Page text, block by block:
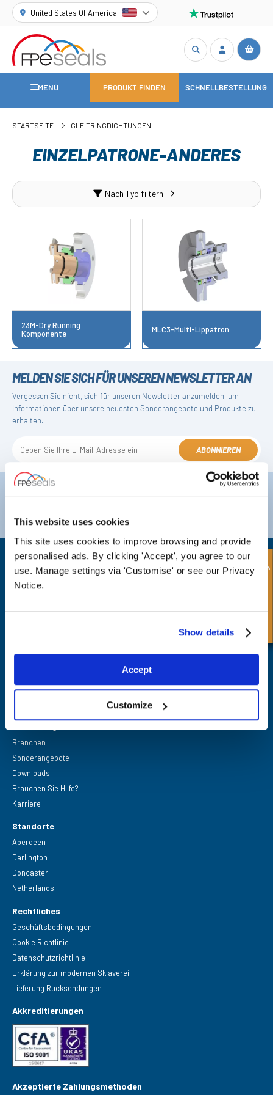
This website uses cookies
This site uses cookies to improve browsing and provide
personalised ads. By clicking 'Accept', you agree to our
use. Manage settings via 'Customise' or see our Privacy
Notice.
Show details
Accept
Customize
United States Of America
MENÜ PRODUKT FINDEN SCHNELLBESTELLUNG
STARTSEITE GLEITRINGDICHTUNGEN
EINZELPATRONE-ANDERES
Nach Typ filtern
23M-Dry Running
Komponente
MLC3-Multi-Lippatron
MELDEN SIE SICH FÜR UNSEREN NEWSLETTER AN
Vergessen Sie nicht, sich für unseren Newsletter anzumelden, um
Informationen über unsere neuesten Sonderangebote und Produkte zu
erhalten.
ABONNIEREN
E-Mail:sales@fpeseals.com
DL1 4WF
Branchen
Sonderangebote
Downloads
Brauchen Sie Hilfe?
Karriere
Standorte
Aberdeen
Darlington
Doncaster
Netherlands
Rechtliches
Geschäftsbedingungen
Cookie Richtlinie
Datenschutzrichtlinie
Erklärung zur modernen Sklaverei
Lieferung Rucksendungen
Akkreditierungen
Akzeptierte Zahlungsmethoden
Schnellanfrage